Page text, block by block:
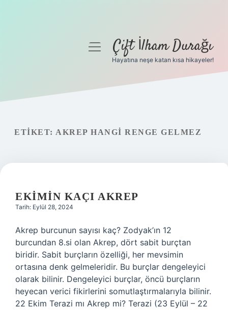
Gizlilik Politikası
menüyüÇift İlham Durağı
Hayatına neşe katan kısa hikayeler!
ETIKET: AKREP HANGI RENGE GELMEZ
EKIMIN KAÇI AKREP
Tarih: Eylül 28, 2024
Akrep burcunun sayısı kaç? Zodyak’ın 12
burcundan 8.si olan Akrep, dört sabit burçtan
biridir. Sabit burçların özelliği, her mevsimin
ortasına denk gelmeleridir. Bu burçlar dengeleyici
olarak bilinir. Dengeleyici burçlar, öncü burçların
heyecan verici fikirlerini somutlaştırmalarıyla bilinir.
22 Ekim Terazi mı Akrep mi? Terazi (23 Eylül – 22